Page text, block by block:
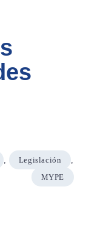
, Legislación
,
MYPE